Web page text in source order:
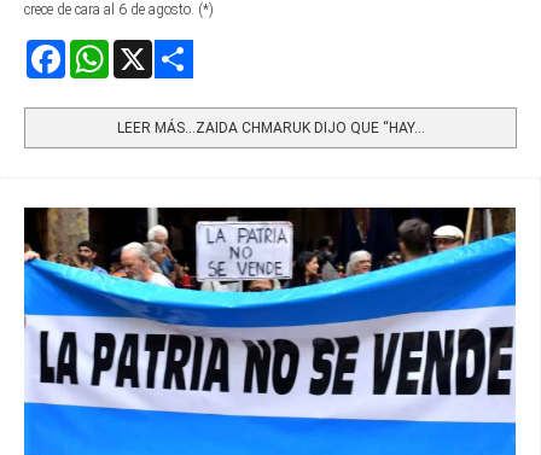
crece de cara al 6 de agosto. (*)
FacebookWhatsApp
LEER MÁS…ZAIDA CHMARUK DIJO QUE “HAY...